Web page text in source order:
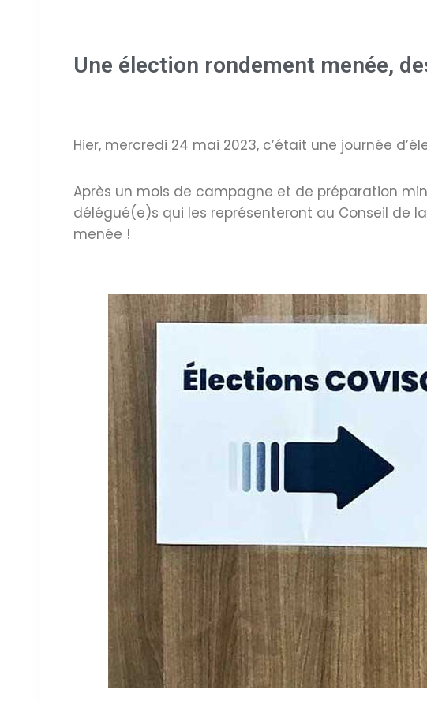
Une élection rondement menée,
Hier, mercredi 24 mai 2023, c’était une journée
Après un mois de campagne et de préparation
délégué(e)s qui les représenteront au Conseil de
menée !